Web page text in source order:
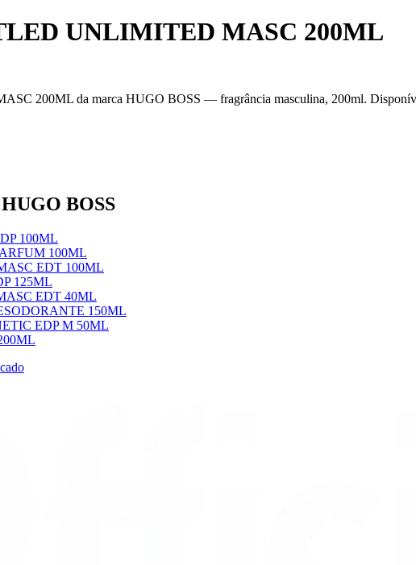
UNLIMITED MASC 200ML
200ML da marca HUGO BOSS — fragrância masculina, 200ml.
BOSS
100ML
100ML
EDT 100ML
125ML
EDT 40ML
150ML
EDP M 50ML